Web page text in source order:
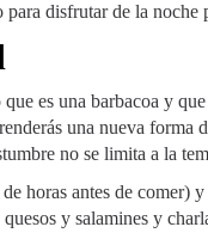
disfrutar de la noche
es una barbacoa y
una nueva forma
no se limita a la
horas antes de comer)
y salamines y